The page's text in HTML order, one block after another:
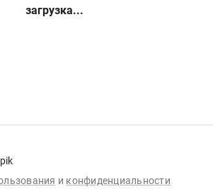
загрузка...
и конфиденциальности